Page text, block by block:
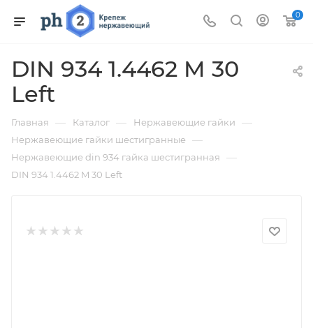
0
DIN 934 1.4462 M 30
Left
Главная — Каталог — Нержавеющие гайки —
Нержавеющие гайки шестигранные —
Нержавеющие din 934 гайка шестигранная —
DIN 934 1.4462 M 30 Left